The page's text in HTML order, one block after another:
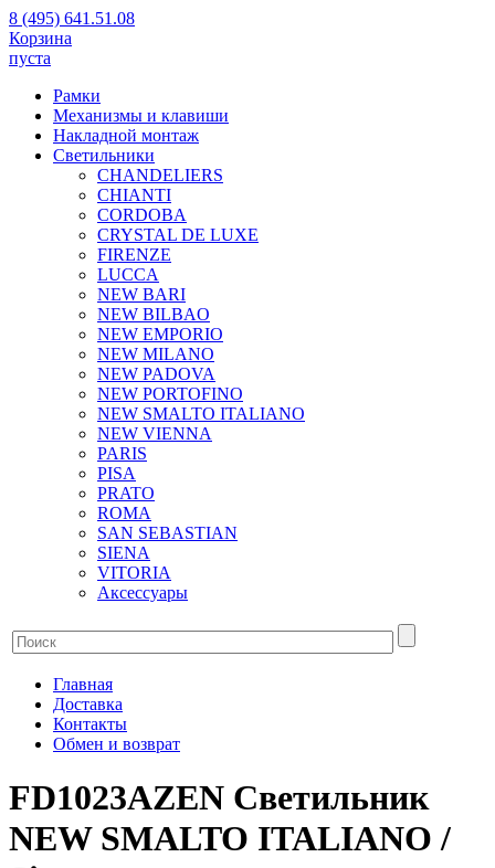
8 (495) 641.51.08
Корзина
пуста
Рамки
Механизмы и клавиши
Накладной монтаж
Светильники
CHANDELIERS
CHIANTI
CORDOBA
CRYSTAL DE LUXE
FIRENZE
LUCCA
NEW BARI
NEW BILBAO
NEW EMPORIO
NEW MILANO
NEW PADOVA
NEW PORTOFINO
NEW SMALTO ITALIANO
NEW VIENNA
PARIS
PISA
PRATO
ROMA
SAN SEBASTIAN
SIENA
VITORIA
Аксессуары
Главная
Доставка
Контакты
Обмен и возврат
FD1023AZEN Светильник
NEW SMALTO ITALIANO /